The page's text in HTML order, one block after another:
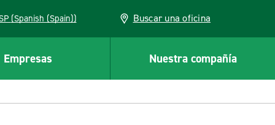
ESP (Spanish (Spain)) Buscar una oficina
Empresas Nuestra compañía